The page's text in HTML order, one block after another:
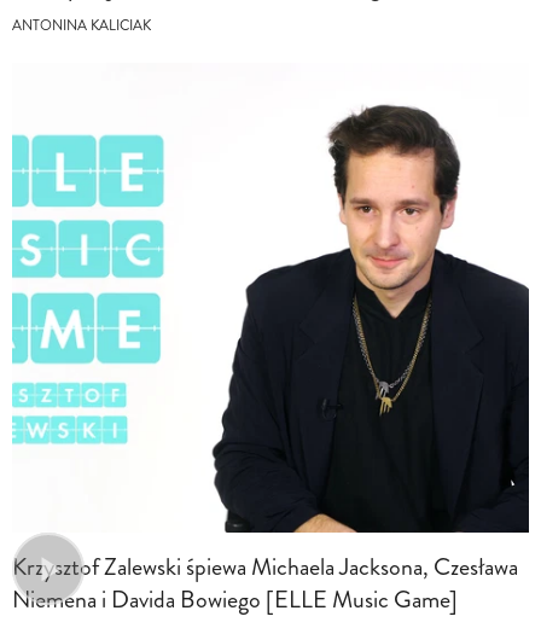
ANTONINA KALICIAK
Krzysztof Zalewski śpiewa Michaela Jacksona, Czesława
Niemena i Davida Bowiego [ELLE Music Game]